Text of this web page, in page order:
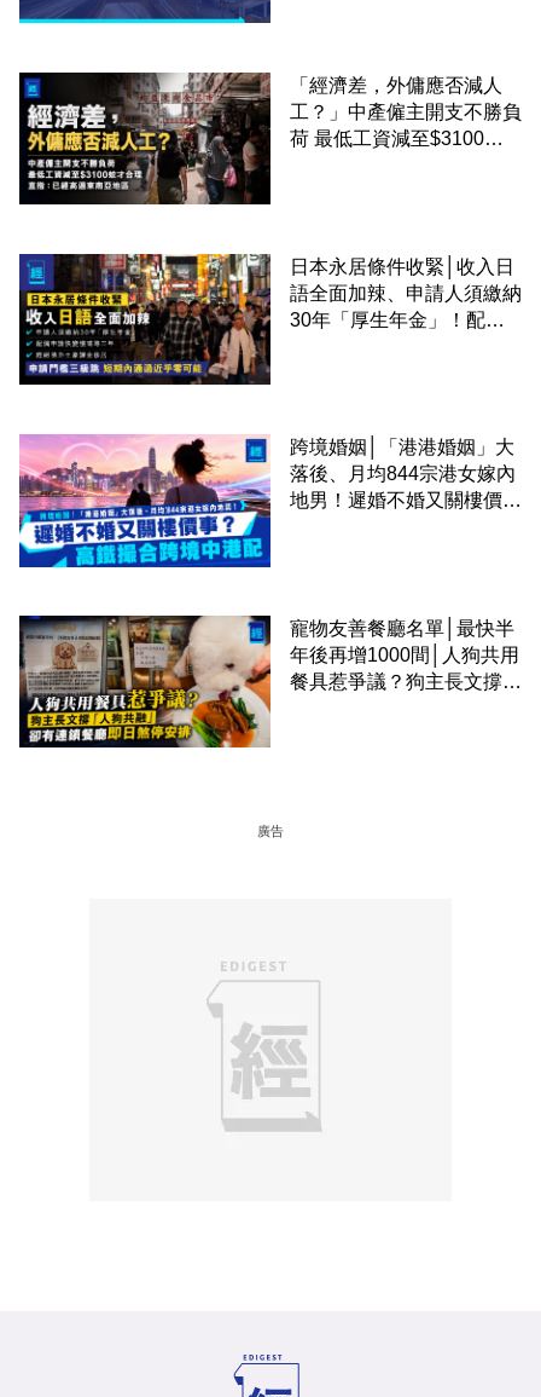
「經濟差，外傭應否減人
工？」中產僱主開支不勝負
荷 最低工資減至$3100蚊
日本永居條件收緊│收入日
語全面加辣、申請人須繳納
30年「厚生年金」！配偶
跨境婚姻│「港港婚姻」大
落後、月均844宗港女嫁內
地男！遲婚不婚又關樓價
寵物友善餐廳名單│最快半
年後再增1000間│人狗共用
餐具惹爭議？狗主長文撐
廣告